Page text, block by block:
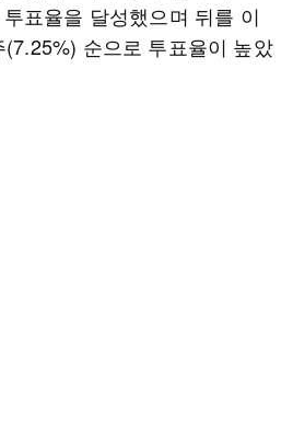
표율을 달성했으며 뒤를 이
순으로 투표율이 높았